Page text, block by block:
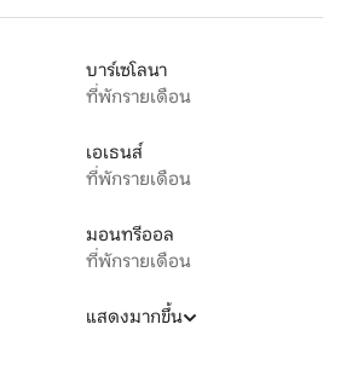
บาร์เซโลนา
ที่พักรายเดือน
เอเธนส์
ที่พักรายเดือน
มอนทรีออล
ที่พักรายเดือน
แสดงมากขึ้น